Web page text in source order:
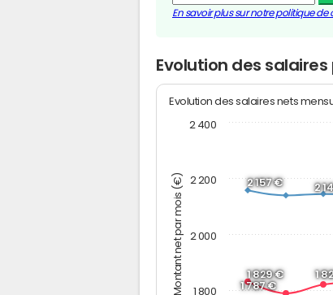
En savoir plus sur notre politique de
Evolution des salaires
Montant net par mois (€)
Evolution des salaires nets
1 829 €
1 787 €
1
2 157 €
2
1 800
2 000
2 200
2 400